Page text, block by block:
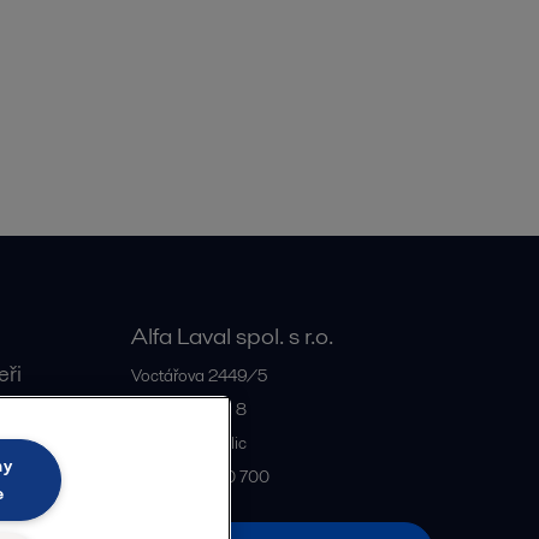
Alfa Laval spol. s r.o.
Voctářova 2449/5
Praha 8
Czech Republic
+420 234 710 700